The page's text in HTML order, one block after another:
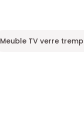
Meuble TV verre